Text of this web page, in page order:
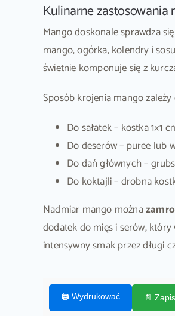
Kulinarne zastosowania
Mango doskonale sprawdza
mango, ogórka, kolendry i
świetnie komponuje się z
Sposób krojenia mango
Do sałatek – kostka 1×1
Do deserów – puree lub
Do dań głównych –
Do koktajli – drobna
Nadmiar mango można
dodatek do mięs i serów,
intensywny smak przez długi
🖨️ Wydrukować 📄